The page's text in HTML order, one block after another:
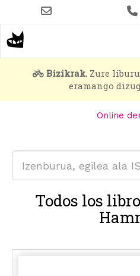
main
content
Bizikrak.Zure
eramango
Online
Todos los